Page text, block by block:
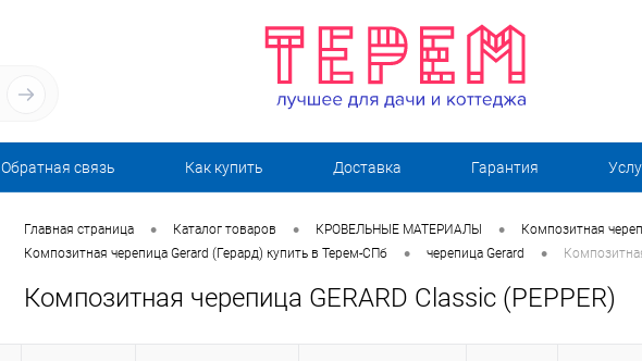
Обратная связь Как купить Доставка Гарантия
Главная страница • Каталог товаров • КРОВЕЛЬНЫЕ МАТЕРИАЛЫ • Композитная
Композитная черепица Gerard (Герард) купить в Терем-СПб • черепица Gerard •
Композитная черепица GERARD Classic (PEPPER)